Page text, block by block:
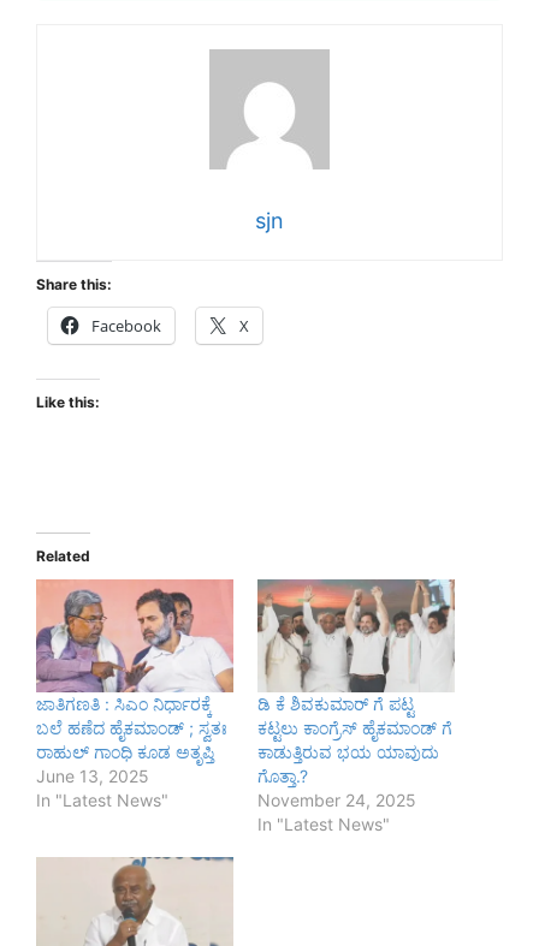
sjn
Share this:
Facebook X
Like this:
Related
ಜಾತಿಗಣತಿ : ಸಿಎಂ ನಿರ್ಧಾರಕ್ಕೆ
ಬಲೆ ಹಣೆದ ಹೈಕಮಾಂಡ್ ; ಸ್ವತಃ
ರಾಹುಲ್ ಗಾಂಧಿ ಕೂಡ ಅತೃಪ್ತಿ
June 13, 2025
In "Latest News"
ಡಿ ಕೆ ಶಿವಕುಮಾರ್ ಗೆ ಪಟ್ಟ
ಕಟ್ಟಲು ಕಾಂಗ್ರೆಸ್ ಹೈಕಮಾಂಡ್ ಗೆ
ಕಾಡುತ್ತಿರುವ ಭಯ ಯಾವುದು
ಗೊತ್ತಾ.?
November 24, 2025
In "Latest News"